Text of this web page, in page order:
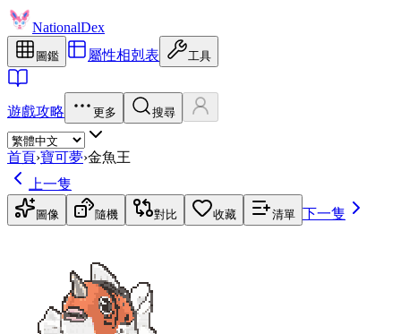
NationalDex
圖鑑 屬性相剋表 工具
遊戲攻略 更多 搜尋
首頁›寶可夢›金魚王
上一隻
圖像 隨機 對比 收藏 清單 下一隻